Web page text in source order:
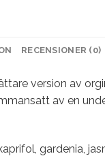
RECENSIONER (0)
version av
av en
gardenia,